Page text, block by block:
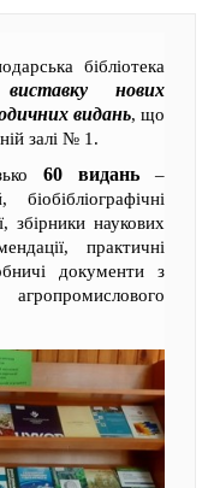
бібліотека
виставку нових
видань, що
залі № 1.
60 видань–
збірники наукових
практичні
документи з